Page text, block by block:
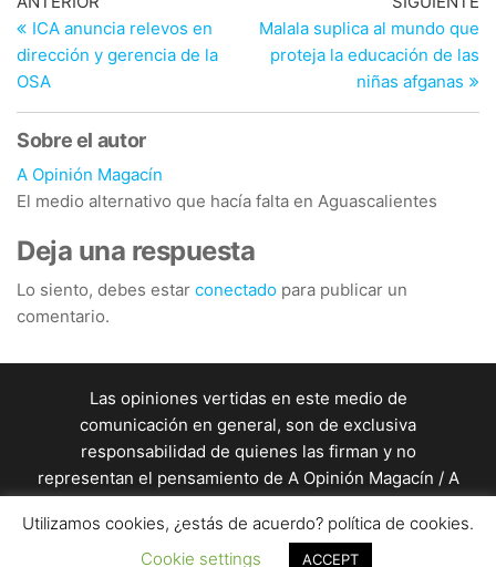
de
entradas
anterior
ICA anuncia relevos en
dirección y gerencia de la
OSA
Malala suplica al mundo que
proteja la educación de las
niñas afganas
Sobre el autor
A Opinión Magacín
El medio alternativo que hacía falta en Aguascalientes
Deja una respuesta
Lo siento, debes estar conectado para publicar un
comentario.
Las opiniones vertidas en este medio de
comunicación en general, son de exclusiva
responsabilidad de quienes las firman y no
representan el pensamiento de A Opinión Magacín / A
un equipo de profesionales de la comunicación. / Este
sitio está almacenado en un servidor de
Utilizamos cookies, ¿estás de acuerdo? política de cookies.
Cookie settings
ACCEPT